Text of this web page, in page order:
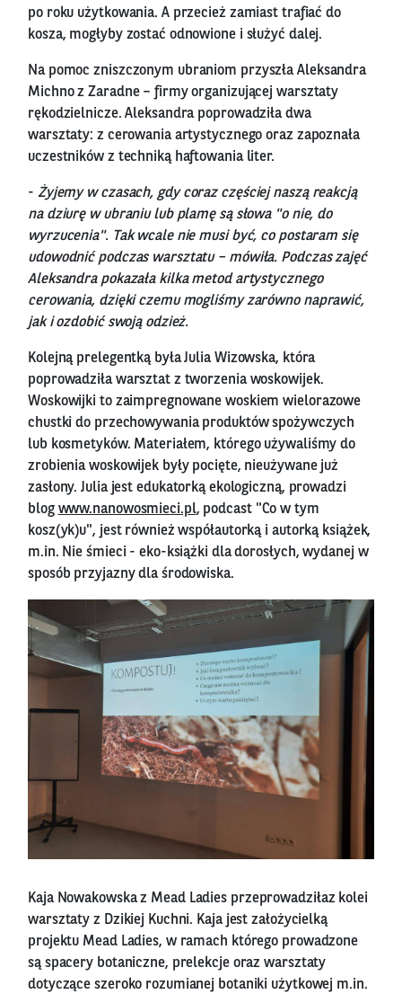
po roku użytkowania. A przecież zamiast trafiać do
kosza, mogłyby zostać odnowione i służyć dalej.
Na pomoc zniszczonym ubraniom przyszła Aleksandra
Michno z Zaradne – firmy organizującej warsztaty
rękodzielnicze. Aleksandra poprowadziła dwa
warsztaty: z cerowania artystycznego oraz zapoznała
uczestników z techniką haftowania liter.
- Żyjemy w czasach, gdy coraz częściej naszą reakcją
na dziurę w ubraniu lub plamę są słowa "o nie, do
wyrzucenia". Tak wcale nie musi być, co postaram się
udowodnić podczas warsztatu – mówiła. Podczas zajęć
Aleksandra pokazała kilka metod artystycznego
cerowania, dzięki czemu mogliśmy zarówno naprawić,
jak i ozdobić swoją odzież.
Kolejną prelegentką była Julia Wizowska, która
poprowadziła warsztat z tworzenia woskowijek.
Woskowijki to zaimpregnowane woskiem wielorazowe
chustki do przechowywania produktów spożywczych
lub kosmetyków. Materiałem, którego używaliśmy do
zrobienia woskowijek były pocięte, nieużywane już
zasłony. Julia jest edukatorką ekologiczną, prowadzi
blog www.nanowosmieci.pl, podcast "Co w tym
kosz(yk)u", jest również współautorką i autorką książek,
m.in. Nie śmieci - eko-książki dla dorosłych, wydanej w
sposób przyjazny dla środowiska.
Kaja Nowakowska z Mead Ladies przeprowadziłaz kolei
warsztaty z Dzikiej Kuchni. Kaja jest założycielką
projektu Mead Ladies, w ramach którego prowadzone
są spacery botaniczne, prelekcje oraz warsztaty
dotyczące szeroko rozumianej botaniki użytkowej m.in.